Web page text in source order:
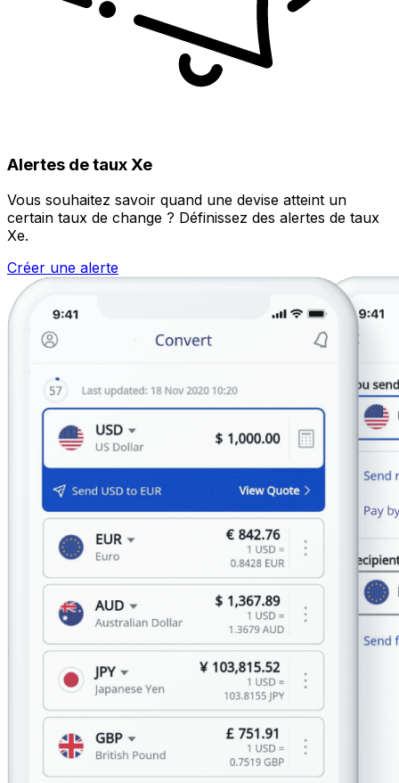
Alertes de taux Xe
Vous souhaitez savoir quand une devise atteint un
certain taux de change ? Définissez des alertes de taux
Xe.
Créer une alerte